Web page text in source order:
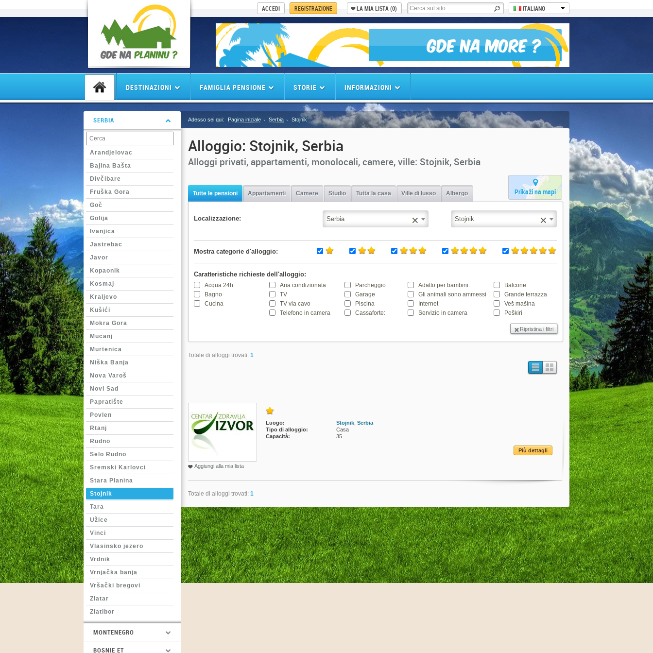
LA MIA LISTA(0)
REGISTRAZIONE
ACCEDI ITALIANO
DESTINAZIONI FAMIGLIA PENSIONE STORIE INFORMAZIONI
SERBIA
Arandjelovac
Bajina Bašta
Divčibare
Fruška Gora
Goč
Golija
Ivanjica
Jastrebac
Javor
Kopaonik
Kosmaj
Kraljevo
Kušići
Mokra Gora
Mucanj
Murtenica
Niška Banja
Nova Varoš
Novi Sad
Papratište
Povlen
Rtanj
Rudno
Selo Rudno
Sremski Karlovci
Stara Planina
Stojnik
Tara
Užice
Vinci
Vlasinsko jezero
Vrdnik
Vrnjačka banja
Vršački bregovi
Zlatar
Zlatibor
MONTENEGRO
BOSNIE ET
Adesso sei qui: Pagina iniziale Serbia Stojnik
Alloggio: Stojnik, Serbia
Alloggi privati, appartamenti, monolocali, camere, ville: Stojnik, Serbia
Tutte le pensioni Appartamenti Camere Studio Tutta la casa Ville di lusso Albergo Prikaži na mapi
Localizzazione: ×
Stojnik
×
Serbia
Mostra categorie d'alloggio:
Caratteristiche richieste dell'alloggio:
Acqua 24h
Bagno
Cucina
Aria condizionata
TV
TV via cavo
Telefono in camera
Parcheggio
Garage
Piscina
Cassaforte:
Adatto per bambini:
Gli animali sono ammessi
Internet
Servizio in camera
Balcone
Grande terrazza
Veš mašina
Peškiri
Totale di alloggi trovati: 1
Aggiungi alla mia lista
Luogo: Stojnik Serbia
Tipo di alloggio:
Casa
Capacità:
35
Più dettagli
Totale di alloggi trovati: 1